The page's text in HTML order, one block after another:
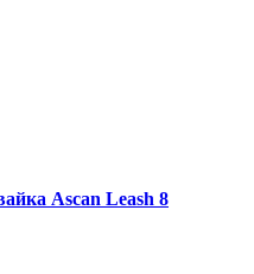
Ascan Leash 8